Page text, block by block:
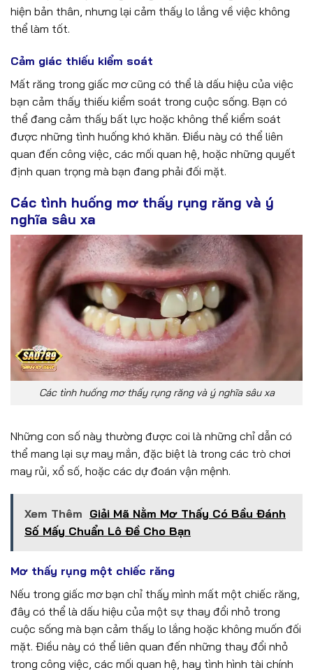
hiện bản thân, nhưng lại cảm thấy lo lắng về việc không
thể làm tốt.
Cảm giác thiếu kiểm soát
Mất răng trong giấc mơ cũng có thể là dấu hiệu của việc
bạn cảm thấy thiếu kiểm soát trong cuộc sống. Bạn có
thể đang cảm thấy bất lực hoặc không thể kiểm soát
được những tình huống khó khăn. Điều này có thể liên
quan đến công việc, các mối quan hệ, hoặc những quyết
định quan trọng mà bạn đang phải đối mặt.
Các tình huống mơ thấy rụng răng và ý
nghĩa sâu xa
Các tình huống mơ thấy rụng răng và ý nghĩa sâu xa
Những con số này thường được coi là những chỉ dẫn có
thể mang lại sự may mắn, đặc biệt là trong các trò chơi
may rủi, xổ số, hoặc các dự đoán vận mệnh.
Xem Thêm Giải Mã Nằm Mơ Thấy Có Bầu Đánh
Số Mấy Chuẩn Lô Đề Cho Bạn
Mơ thấy rụng một chiếc răng
Nếu trong giấc mơ bạn chỉ thấy mình mất một chiếc răng,
đây có thể là dấu hiệu của một sự thay đổi nhỏ trong
cuộc sống mà bạn cảm thấy lo lắng hoặc không muốn đối
mặt. Điều này có thể liên quan đến những thay đổi nhỏ
trong công việc, các mối quan hệ, hay tình hình tài chính